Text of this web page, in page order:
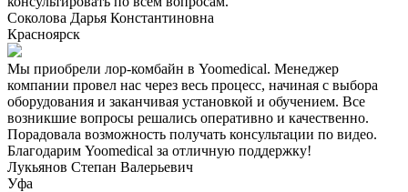
Соколова Дарья Константиновна
Красноярск
Мы приобрели лор-комбайн в Yoomedical. Менеджер
компании провел нас через весь процесс, начиная с выбора
оборудования и заканчивая установкой и обучением. Все
возникшие вопросы решались оперативно и качественно.
Порадовала возможность получать консультации по видео.
Благодарим Yoomedical за отличную поддержку!
Лукьянов Степан Валерьевич
Уфа